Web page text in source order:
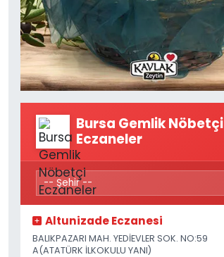
Bursa Gemlik Nöbetçi
Eczaneler
Altunizade Eczanesi
BALIKPAZARI MAH. YEDİEVLER SOK. NO:59
A(ATATÜRK İLKOKULU YANI)